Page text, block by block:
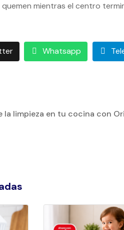
mientras el centro
Whatsapp
la limpieza en tu cocina con